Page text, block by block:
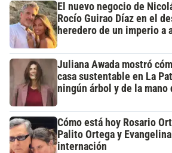
El nuevo negocio de
Rocío Guirao Díaz en el
heredero de un imperio a
Juliana Awada mostró
casa sustentable en La
ningún árbol y de la mano
Cómo está hoy Rosario
Palito Ortega y
internación